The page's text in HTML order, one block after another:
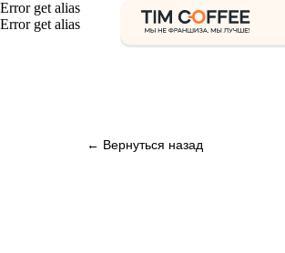
Error get alias
Error get alias
← Вернуться назад